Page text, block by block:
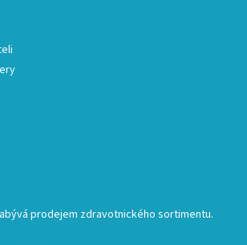
prodejem zdravotnického sortimentu.